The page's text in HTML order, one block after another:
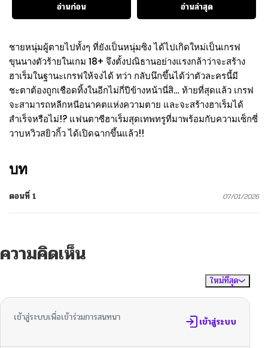
อ่านก่อน
อ่านล่าสุด
ชายหนุ่มผู้ตายไปทั้งๆ ที่ยังเป็นหนุ่มซิง ได้ไปเกิดใหม่เป็นเกรฟ
ขุนนางตัวร้ายในเกม 18+ จึงตั้งปณิธานอย่างแรงกล้าว่าจะสร้าง
ฮาเร็มในฐานะเกรฟให้จงได้ ทว่า กลับนึกขึ้นได้ว่าตัวละครนี้มี
ชะตาต้องถูกเชือดทิ้งในอีกไม่กี่ปีข้างหน้านี่สิ… ท้ายที่สุดแล้ว เกรฟ
จะสามารถหลีกหนีอนาคตแห่งความตาย และจะสร้างฮาเร็มได้
สำเร็จหรือไม่!? แฟนตาซีฮาเร็มสุดเทพทรูที่มาพร้อมกับความเซ็กซี่
วาบหวิวสยิวกิ้ว ได้เปิดฉากขึ้นแล้ว!!
บท
ตอนที่ 1 07/01/2026
ความคิดเห็น
ใหม่ที่สุด
เข้าสู่ระบบเพื่อเข้าร่วมการสนทนา เข้าสู่ระบบ